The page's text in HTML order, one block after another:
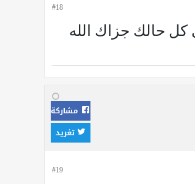
#18
كل حالك جزاك الله
مشاركة
تغريد
#19